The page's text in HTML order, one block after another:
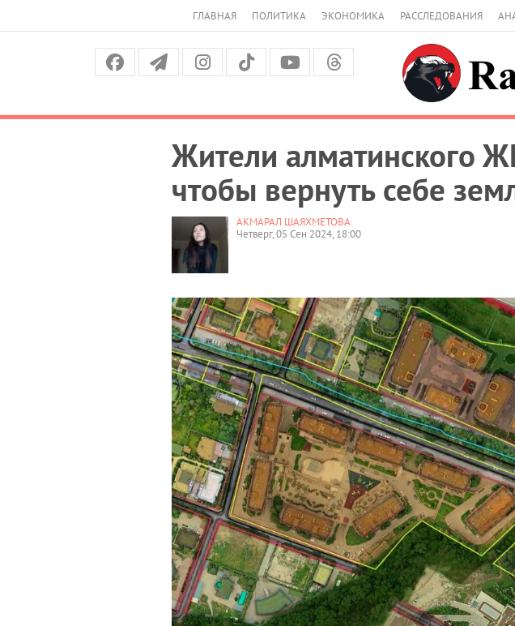
ГЛАВНАЯ ПОЛИТИКА ЭКОНОМИКА РАССЛЕДОВАНИЯ
Жители алматинского
чтобы вернуть себе
АКМАРАЛ ШАЯХМЕТОВА
Четверг, 05 Сен 2024, 18:00